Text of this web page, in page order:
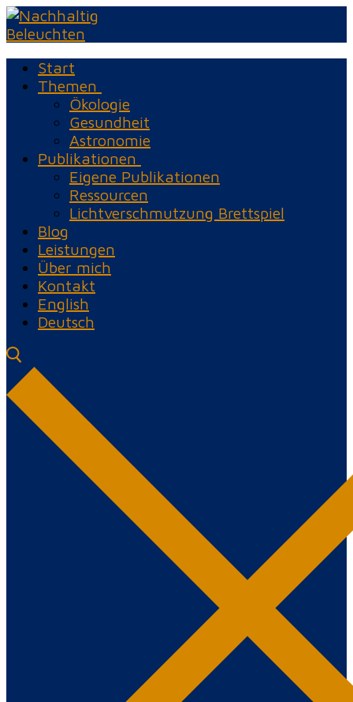
Zum
Inhalt
Menü
Schließen
Start
Themen
Ökologie
Gesundheit
Astronomie
Publikationen
Eigene Publikationen
Ressourcen
Lichtverschmutzung Brettspiel
Blog
Leistungen
Über mich
Kontakt
English
Deutsch